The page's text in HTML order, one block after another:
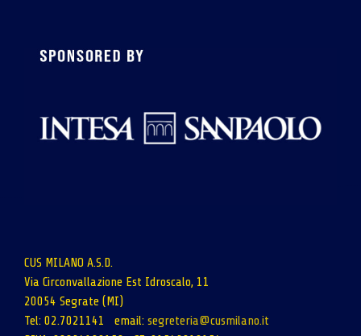
CUS MILANO A.S.D.
Via Circonvallazione Est Idroscalo, 11
20054 Segrate (MI)
Tel: 02.7021141 email: segreteria@cusmilano.it